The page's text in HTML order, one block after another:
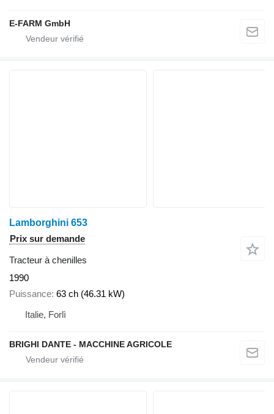
E-FARM GmbH
Lamborghini 653
Prix sur demande
Tracteur à chenilles
1990
Puissance 63 ch (46.31 kW)
Italie, Forlì
BRIGHI DANTE - MACCHINE AGRICOLE